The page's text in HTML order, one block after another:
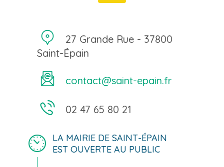
27 Grande Rue - 37800
Saint-Épain
contact@saint-epain.fr
02 47 65 80 21
LA MAIRIE DE SAINT-ÉPAIN
EST OUVERTE AU PUBLIC